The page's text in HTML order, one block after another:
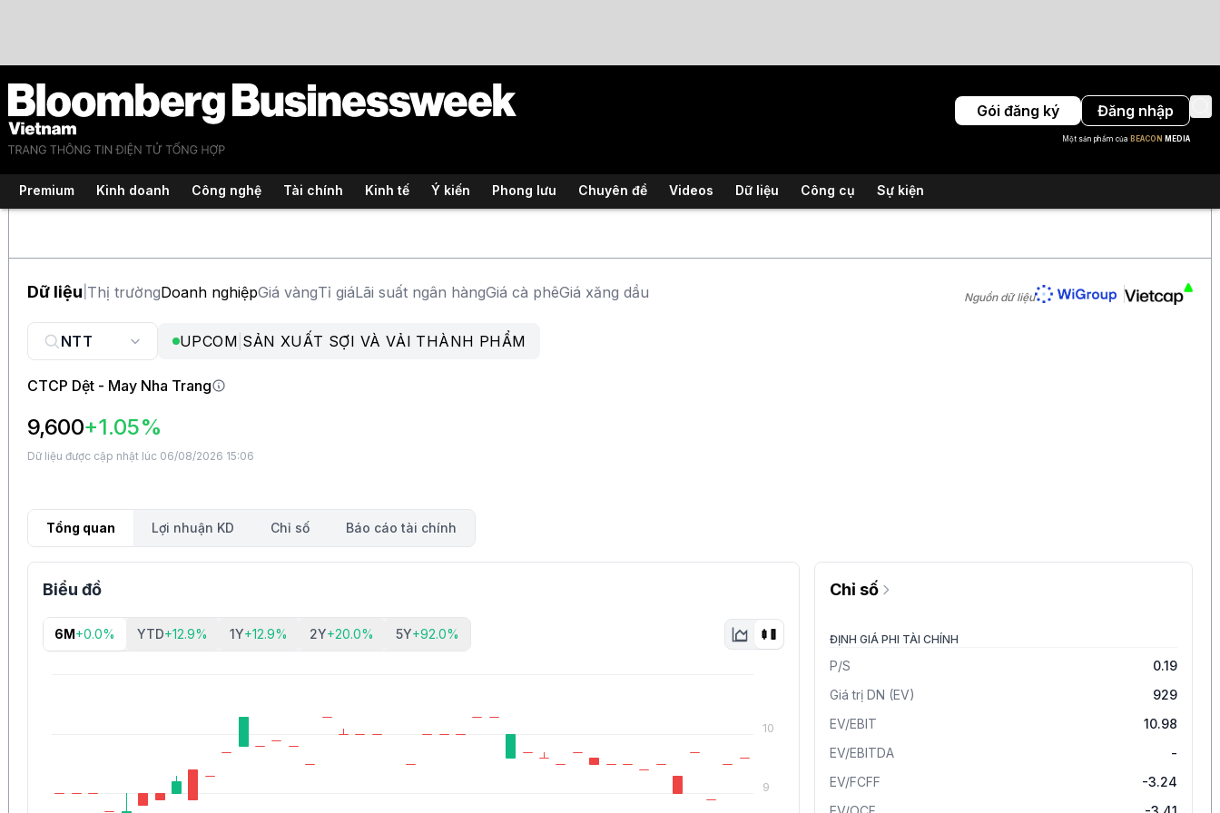
Gói đăng ký Đăng nhập
Một sản phẩm của BEACON MEDIA
Premium Kinh doanh Công nghệ Tài chính Kinh tế Ý kiến Phong lưu Chuyên đề Videos Dữ liệu Công cụ Sự kiện
Dữ liệu Thị trườngDoanh nghiệpGiá vàngTỉ giáLãi suất ngân hàngGiá cà phêGiá xăng dầu Nguồn dữ liệu
UPCOM SẢN XUẤT SỢI VÀ VẢI THÀNH PHẨM
CTCP Dệt - May Nha Trang
9,600+1.05%
Dữ liệu được cập nhật lúc 06/08/2026 15:06
Tổng quan Lợi nhuận KD Chỉ số Báo cáo tài chính
Biểu đồ
6M+0.0% YTD+12.9% 1Y+12.9% 2Y+20.0% 5Y+92.0%
9
10
Chỉ số
ĐỊNH GIÁ PHI TÀI CHÍNH
P/S
0.19
Giá trị DN (EV)
929
EV/EBIT
10.98
EV/EBITDA
-
EV/FCFF
-3.24